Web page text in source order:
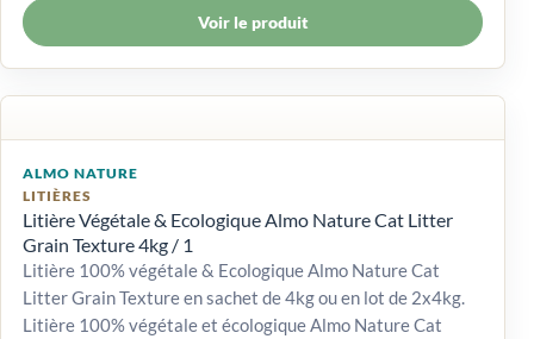
Voir le produit
ALMO NATURE
LITIÈRES
Litière Végétale & Ecologique Almo Nature Cat Litter
Grain Texture 4kg / 1
Litière 100% végétale & Ecologique Almo Nature Cat
Litter Grain Texture en sachet de 4kg ou en lot de 2x4kg.
Litière 100% végétale et écologique Almo Nature Cat